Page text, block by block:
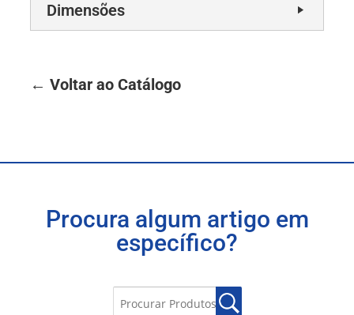
Dimensões
← Voltar ao Catálogo
Procura algum artigo em
específico?